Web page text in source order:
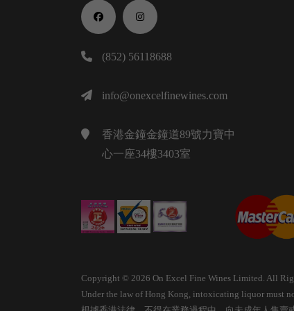
(852) 56118688
info@onexcelfinewines.com
香港金鐘金鐘道89號力寶中
心一座34樓3403室
Copyright © 2026 On Excel Fine Wines Limited. All
Under the law of Hong Kong, intoxicating liquor must